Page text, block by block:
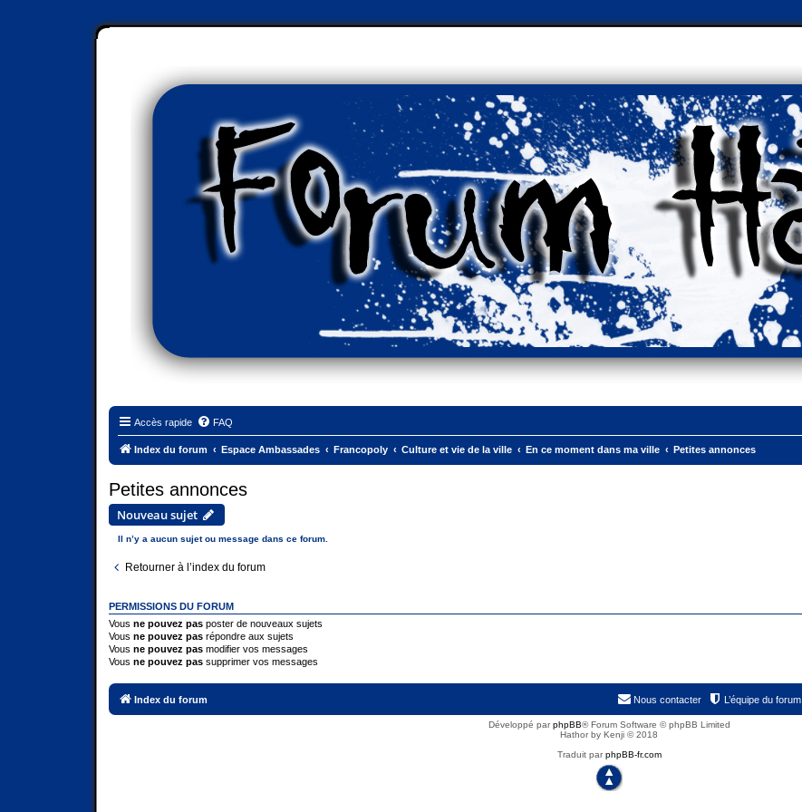
Accès rapide FAQ
Index du forum Espace Ambassades Francopoly Culture et vie de la ville En ce moment dans ma ville Petites annonces
Petites annonces
Nouveau sujet
Il n’y a aucun sujet ou message dans ce forum.
Retourner à l’index du forum
PERMISSIONS DU FORUM
Vous ne pouvez pas poster de nouveaux sujets
Vous ne pouvez pas répondre aux sujets
Vous ne pouvez pas modifier vos messages
Vous ne pouvez pas supprimer vos messages
Index du forum L’équipe du forum
Nous contacter
Développé parphpBB® Forum Software © phpBB Limited
Hathor by Kenji © 2018
Traduit parphpBB-fr.com